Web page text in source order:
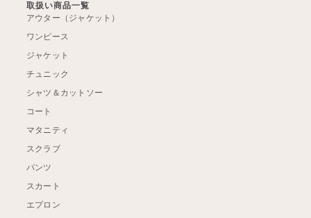
取扱い商品一覧
アウター（ジャケット）
ワンピース
ジャケット
チュニック
シャツ＆カットソー
コート
マタニティ
スクラブ
パンツ
スカート
エプロン